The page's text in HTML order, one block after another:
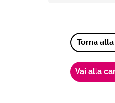
Torna
Vai alla